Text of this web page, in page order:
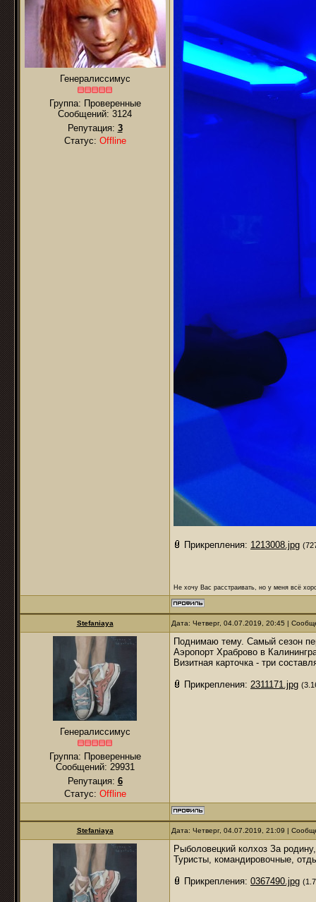
Генералиссимус
Группа: Проверенные
Сообщений: 3124
Репутация: 3
Статус: Offline
Прикрепления: 1213008.jpg
Не хочу Вас расстраивать, но у меня всё
Stefaniaya Дата: Четверг, 04.07.2019, 20:45 |
Генералиссимус
Группа: Проверенные
Сообщений: 29931
Репутация: 6
Статус: Offline
Поднимаю тему. Самый сезон
Аэропорт Храброво в
Визитная карточка - три
Прикрепления: 2311171.jpg
Stefaniaya Дата: Четверг, 04.07.2019, 21:09 |
Рыболовецкий колхоз За
Туристы, командировочные,
Прикрепления: 0367490.jpg